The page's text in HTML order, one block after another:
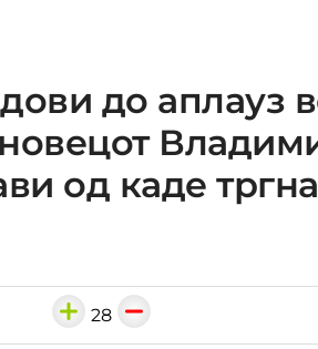
до аплауз
од каде тргна
28